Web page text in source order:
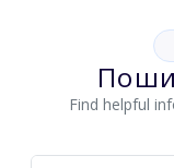
Find helpful